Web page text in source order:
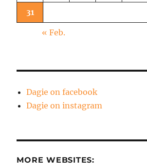
31
« Feb.
Dagie on facebook
Dagie on instagram
MORE WEBSITES: